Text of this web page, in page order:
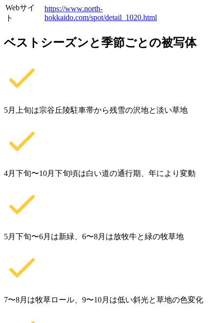
Webサイ
ト
https://www.north-
hokkaido.com/spot/detail_1020.html
ベストシーズンと季節ごとの被写体
5月上旬は宗谷丘陵駐車帯から残雪の沢地と淡い草地
4月下旬〜10月下旬頃は白い道の通行期、年により変動
5月下旬〜6月は新緑、6〜8月は放牧牛と緑の牧草地
7〜8月は牧草ロール、9〜10月は低い斜光と草地の色変化